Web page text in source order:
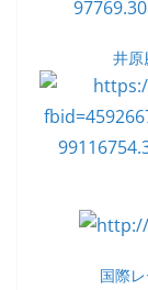
井原
国際